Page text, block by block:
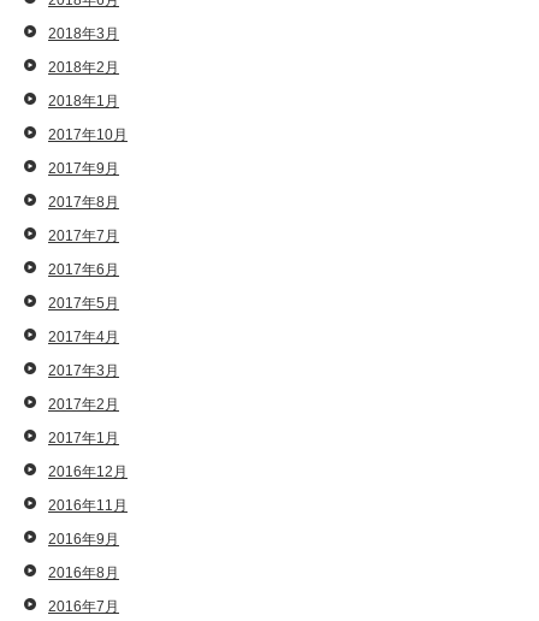
2018年3月
2018年2月
2018年1月
2017年10月
2017年9月
2017年8月
2017年7月
2017年6月
2017年5月
2017年4月
2017年3月
2017年2月
2017年1月
2016年12月
2016年11月
2016年9月
2016年8月
2016年7月